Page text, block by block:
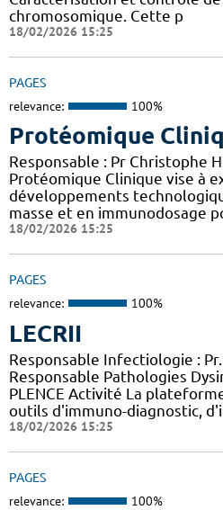
chromosomique. Cette p
18/02/2026 15:25
PAGES
relevance: 100%
Protéomique
Responsable : Pr Christophe
Protéomique Clinique vise à
développements
masse et en immunodosage
18/02/2026 15:25
PAGES
relevance: 100%
LECRII
Responsable Infectiologie :
Responsable Pathologies
PLENCE Activité La
outils d'immuno-diagnostic,
18/02/2026 15:25
PAGES
relevance: 100%